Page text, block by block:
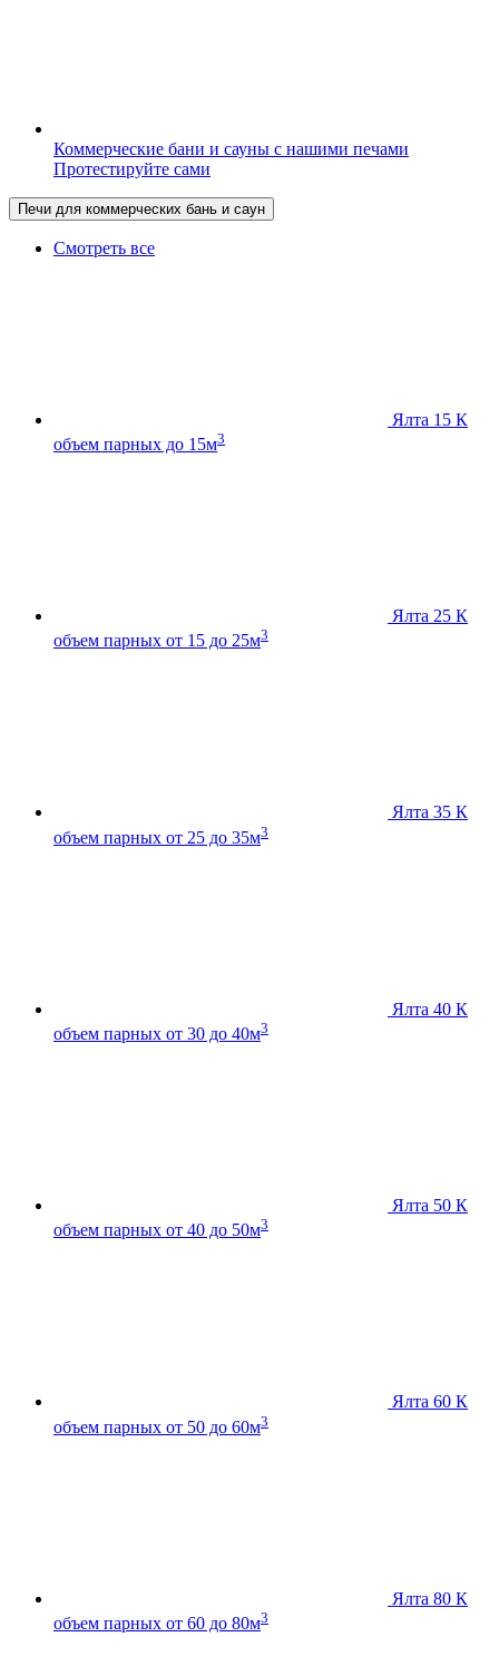
Коммерческие бани и сауны с нашими печами
Протестируйте сами
Печи для коммерческих бань и саун
Смотреть все
Ялта 15 К
объем парных до 15м3
Ялта 25 К
объем парных от 15 до 25м3
Ялта 35 К
объем парных от 25 до 35м3
Ялта 40 К
объем парных от 30 до 40м3
Ялта 50 К
объем парных от 40 до 50м3
Ялта 60 К
объем парных от 50 до 60м3
Ялта 80 К
объем парных от 60 до 80м3